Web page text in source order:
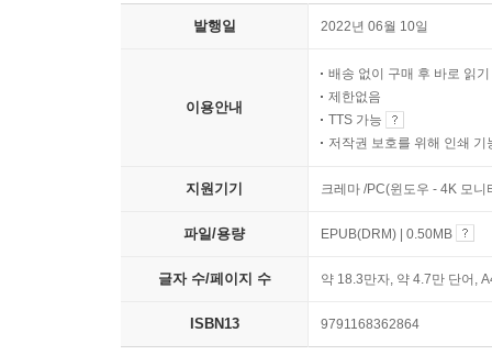
발행일 2022년 06월 10일
이용안내
배송 없이 구매 후 바로 읽기
제한없음
TTS 가능
저작권 보호를 위해 인쇄 기
지원기기 크레마 /PC(윈도우 - 4K 모
파일/용량 EPUB(DRM) | 0.50MB
글자 수/페이지 수 약 18.3만자, 약 4.7만 단어,
ISBN13 9791168362864